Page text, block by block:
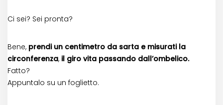
Ci sei? Sei pronta?
Bene, prendi un centimetro da sarta e misurati la
circonferenza, il giro vita passando dall’ombelico.
Fatto?
Appuntalo su un foglietto.